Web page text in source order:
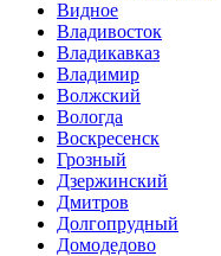
Видное
Владивосток
Владикавказ
Владимир
Волжский
Вологда
Воскресенск
Грозный
Дзержинский
Дмитров
Долгопрудный
Домодедово